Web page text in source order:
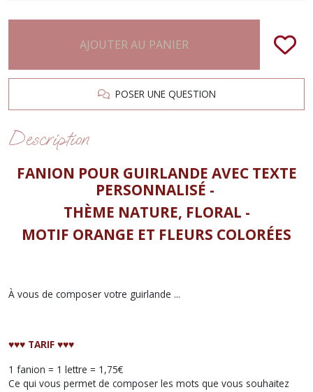
AJOUTER AU PANIER
POSER UNE QUESTION
Description
FANION POUR GUIRLANDE AVEC TEXTE
PERSONNALISÉ -
THÈME NATURE, FLORAL -
MOTIF ORANGE ET FLEURS COLORÉES
À vous de composer votre guirlande ...
♥︎♥︎♥︎ TARIF ♥︎♥︎♥︎
1 fanion = 1 lettre = 1,75€
Ce qui vous permet de composer les mots que vous souhaitez